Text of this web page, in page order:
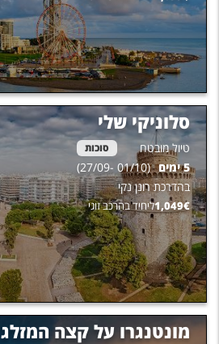
סלוניקי שלי
טיול מובטח סוכות
5ימים (
01/10
-
27/09
)
בהדרכת רונן נקי
1,049€ ליחיד בהרכב זוגי
מונטנגרו על קצה המזלג